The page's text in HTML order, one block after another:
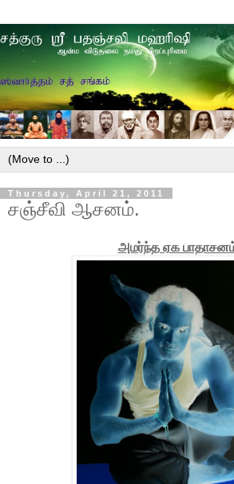
Thursday, April 21, 2011
சஞ்சீவி ஆசனம்.
அமர்ந்த ஏக